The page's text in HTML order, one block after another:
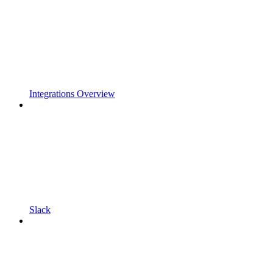
Integrations Overview
Slack